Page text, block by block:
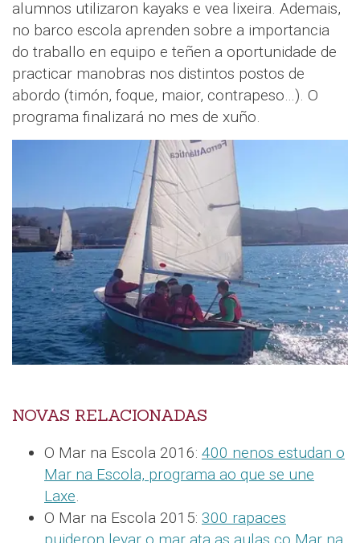
alumnos utilizaron kayaks e vea lixeira. Ademais,
no barco escola aprenden sobre a importancia
do traballo en equipo e teñen a oportunidade de
practicar manobras nos distintos postos de
abordo (timón, foque, maior, contrapeso…). O
programa finalizará no mes de xuño.
NOVAS RELACIONADAS
O Mar na Escola 2016: 400 nenos estudan o
Mar na Escola, programa ao que se une
Laxe.
O Mar na Escola 2015: 300 rapaces
puideron levar o mar ata as aulas co Mar na